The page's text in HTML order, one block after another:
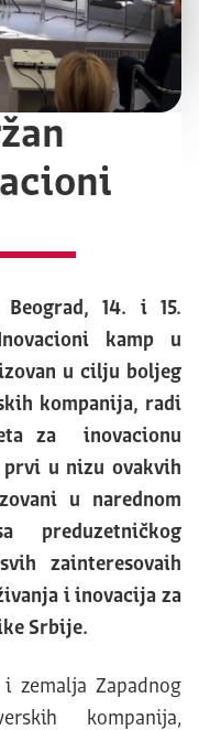
Beograd, 14. i 15.
kamp u
u cilju boljeg
kompanija, radi
za inovacionu
u nizu ovakvih
u narednom
preduzetničkog
zainteresovaih
i inovacija za
Srbije.
zemalja Zapadnog
kompanija,